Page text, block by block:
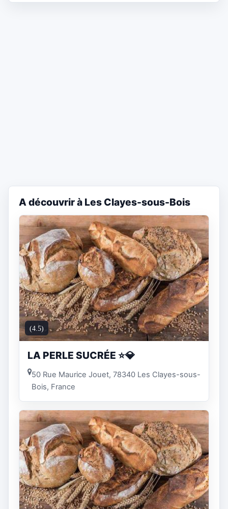
A découvrir à Les Clayes-sous-Bois
(4.5)
LA PERLE SUCRÉE ⭐️💎
50 Rue Maurice Jouet, 78340 Les Clayes-sous-
Bois, France